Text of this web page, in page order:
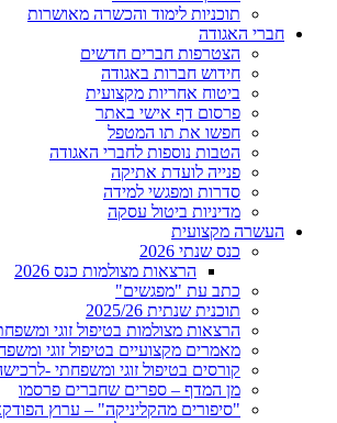
תוכניות לימוד והכשרה מאושרות
חברי האגודה
הצטרפות חברים חדשים
חידוש חברות באגודה
ביטוח אחריות מקצועית
פרסום דף אישי באתר
חפשו את תו המטפל
הטבות נוספות לחברי האגודה
פנייה לועדת אתיקה
סדרות ומפגשי למידה
מדיניות ביטול עסקה
העשרה מקצועית
כנס שנתי 2026
הרצאות מצולמות כנס 2026
כתב עת "מפגשים"
תוכנית שנתית 2025/26
הרצאות מצולמות בטיפול זוגי
מאמרים מקצועיים בטיפול זוגי
קורסים בטיפול זוגי ומשפחתי -
מן המדף – ספרים שחברים פרסמו
"סיפורים מהקליניקה" – ערוץ